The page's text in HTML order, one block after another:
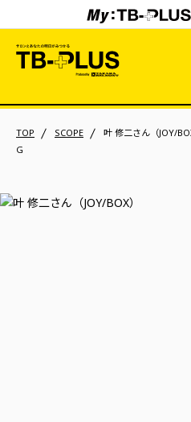
TOP SCOPE
叶 修二さん（JOY/
G